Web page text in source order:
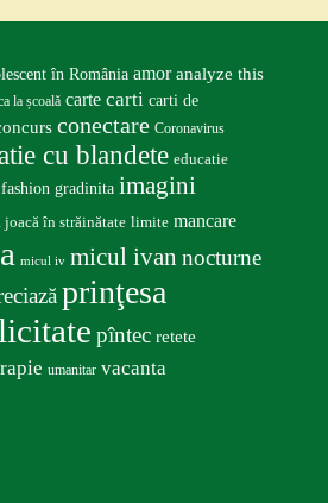
în România amor analyze this
la școală carte carti carti de
conectare Coronavirus
cu blandete educatie
fashion gradinita imagini
joacă în străinătate limite mancare
micul iv micul ivan nocturne
prinţesa
pîntec retete
umanitar vacanta